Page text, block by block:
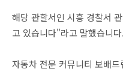
해당 관할서인 시흥 경찰서
고 있습니다"라고 말했습니다.
자동차 전문 커뮤니티 보배